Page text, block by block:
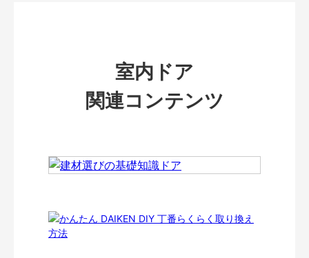
室内ドア
関連コンテンツ